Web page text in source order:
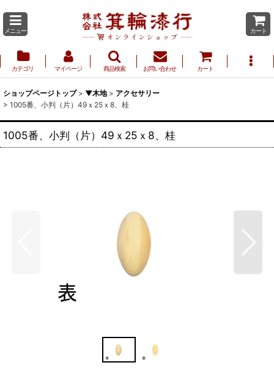
メニュー カート
カテゴリ マイページ 商品検索 お問い合わせ カート
ショップページトップ > ▼木地 > アクセサリー
> 1005番、小判（片）49ｘ25ｘ8、桂
1005番、小判（片）49ｘ25ｘ8、桂